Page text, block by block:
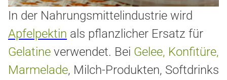
In der Nahrungsmittelindustrie wird
Apfelpektin als pflanzlicher Ersatz für
Gelatine verwendet. Bei Gelee, Konfitüre,
Marmelade, Milch-Produkten, Softdrinks